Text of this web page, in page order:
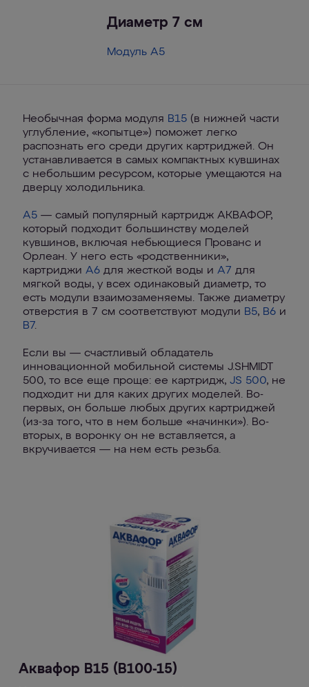
Диаметр 7 см
Модуль A5
Необычная форма модуля В15 (в нижней части
углубление, «копытце») поможет легко
распознать его среди других картриджей. Он
устанавливается в самых компактных кувшинах
с небольшим ресурсом, которые умещаются на
дверцу холодильника.
A5 — самый популярный картридж АКВАФОР,
который подходит большинству моделей
кувшинов, включая небьющиеся Прованс и
Орлеан. У него есть «родственники»,
картриджи A6 для жесткой воды и A7 для
мягкой воды, у всех одинаковый диаметр, то
есть модули взаимозаменяемы. Также диаметру
отверстия в 7 см соответствуют модули B5, B6 и
B7.
Если вы — счастливый обладатель
инновационной мобильной системы J.SHMIDT
500, то все еще проще: ее картридж, JS 500, не
подходит ни для каких других моделей. Во-
первых, он больше любых других картриджей
(из-за того, что в нем больше «начинки»). Во-
вторых, в воронку он не вставляется, а
вкручивается — на нем есть резьба.
Аквафор В15 (В100-15)